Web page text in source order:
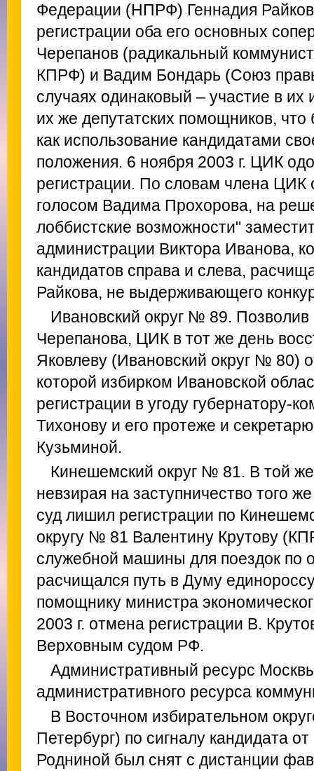
Федерации (НПРФ) Геннадия
регистрации оба его основных
Черепанов (радикальный
КПРФ) и Вадим Бондарь (Союз
случаях одинаковый – участие в их
их же депутатских помощников,
как использование кандидатами
положения. 6 ноября 2003 г. ЦИК
регистрации. По словам члена
голосом Вадима Прохорова, на
лоббистские возможности"
администрации Виктора Иванова,
кандидатов справа и слева,
Райкова, не выдерживающего
Ивановский округ № 89. Позволив
Черепанова, ЦИК в тот же день
Яковлеву (Ивановский округ № 80)
которой избирком Ивановской
регистрации в угоду губернатору-
Тихонову и его протеже и
Кузьминой.
Кинешемский округ № 81. В той
невзирая на заступничество того
суд лишил регистрации по
округу № 81 Валентину Крутову
служебной машины для поездок по
расчищался путь в Думу
помощнику министра
2003 г. отмена регистрации В.
Верховным судом РФ.
Административный ресурс
административного ресурса
В Восточном избирательном
Петербург) по сигналу кандидата
Родниной был снят с дистанции